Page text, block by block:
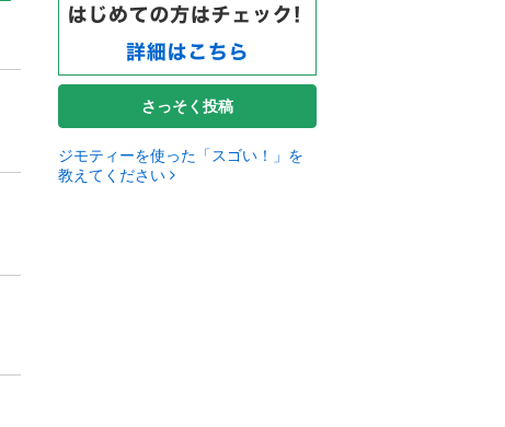
さっそく投稿
ジモティーを使った「スゴい！」を
教えてください